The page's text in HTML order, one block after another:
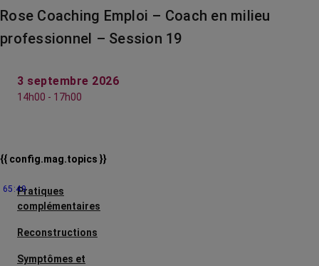
Rose Coaching Emploi – Coach en milieu
professionnel – Session 19
3 septembre 2026
14h00 - 17h00
{{ config.mag.topics }}
Pratiques
complémentaires
Reconstructions
Symptômes et
65:49